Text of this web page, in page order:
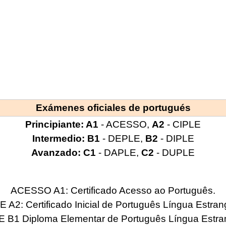
Exámenes oficiales de portugués
Principiante: A1 - ACESSO, A2 - CIPLE
Intermedio: B1 - DEPLE, B2 - DIPLE
Avanzado: C1 - DAPLE, C2 - DUPLE
ACESSO A1: Certificado Acesso ao Português.
A2: Certificado Inicial de Português Língua
B1 Diploma Elementar de Português Língua